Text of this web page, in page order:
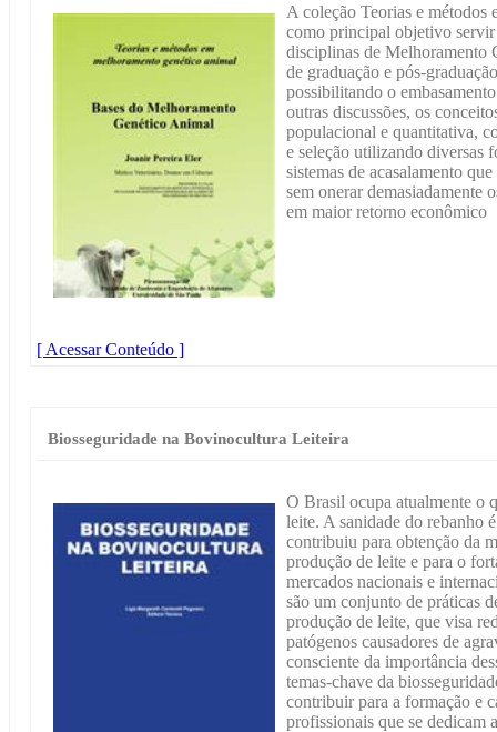
A coleção Teorias e métodos
como principal objetivo
disciplinas de Melhoramento
de graduação e pós-
possibilitando o
outras discussões, os
populacional e quantitativa,
e seleção utilizando diversas
sistemas de acasalamento
sem onerar demasiadamente
em maior retorno econômico
[ Acessar Conteúdo ]
Biosseguridade na Bovinocultura Leiteira
O Brasil ocupa atualmente o
leite. A sanidade do rebanho
contribuiu para obtenção da
produção de leite e para o
mercados nacionais e
são um conjunto de práticas
produção de leite, que visa
patógenos causadores de
consciente da importância
temas-chave da
contribuir para a formação e
profissionais que se dedicam